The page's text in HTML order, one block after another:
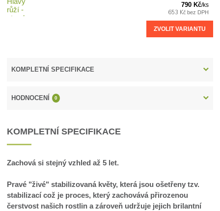
790 Kč/ks
653 Kč bez DPH
ZVOLIT VARIANTU
KOMPLETNÍ SPECIFIKACE
HODNOCENÍ 0
KOMPLETNÍ SPECIFIKACE
Zachová si stejný vzhled až 5 let.
Pravé "živé" stabilizovaná květy, která jsou ošetřeny tzv.
stabilizací což je proces, který zachovává přirozenou
čerstvost našich rostlin a zároveň udržuje jejich brilantní